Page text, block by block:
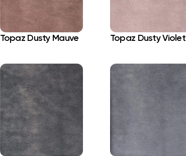
Topaz Dusty Mauve Topaz Dusty Violet